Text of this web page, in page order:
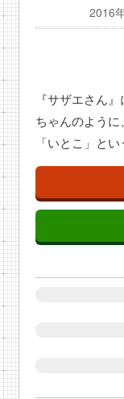
2016
『サザエさん
ちゃんのよう
「いとこ」と